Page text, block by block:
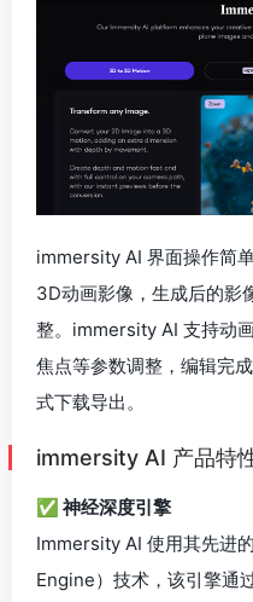
immersity AI 界面操作简
3D动画影像，生成后的影
整。immersity AI 支持动
焦点等参数调整，编辑完
式下载导出。
immersity AI 产品特
✅ 神经深度引擎
Immersity AI 使用其先进
Engine）技术，该引擎通